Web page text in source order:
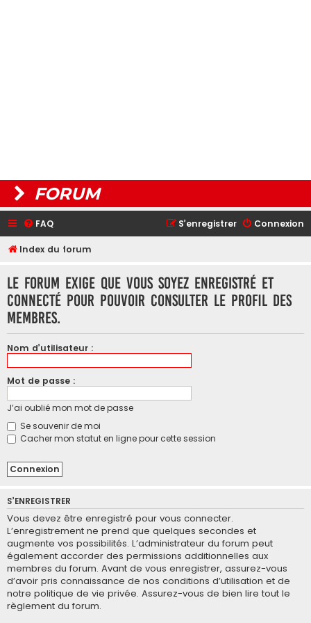
FORUM
FAQ Connexion
S’enregistrer
Index du forum
Le forum exige que vous soyez enregistré et
connecté pour pouvoir consulter le profil des
membres.
Nom d’utilisateur :
Mot de passe :
J’ai oublié mon mot de passe
Se souvenir de moi
Cacher mon statut en ligne pour cette session
S’ENREGISTRER
Vous devez être enregistré pour vous connecter.
L’enregistrement ne prend que quelques secondes et
augmente vos possibilités. L’administrateur du forum peut
également accorder des permissions additionnelles aux
membres du forum. Avant de vous enregistrer, assurez-vous
d’avoir pris connaissance de nos conditions d’utilisation et de
notre politique de vie privée. Assurez-vous de bien lire tout le
règlement du forum.